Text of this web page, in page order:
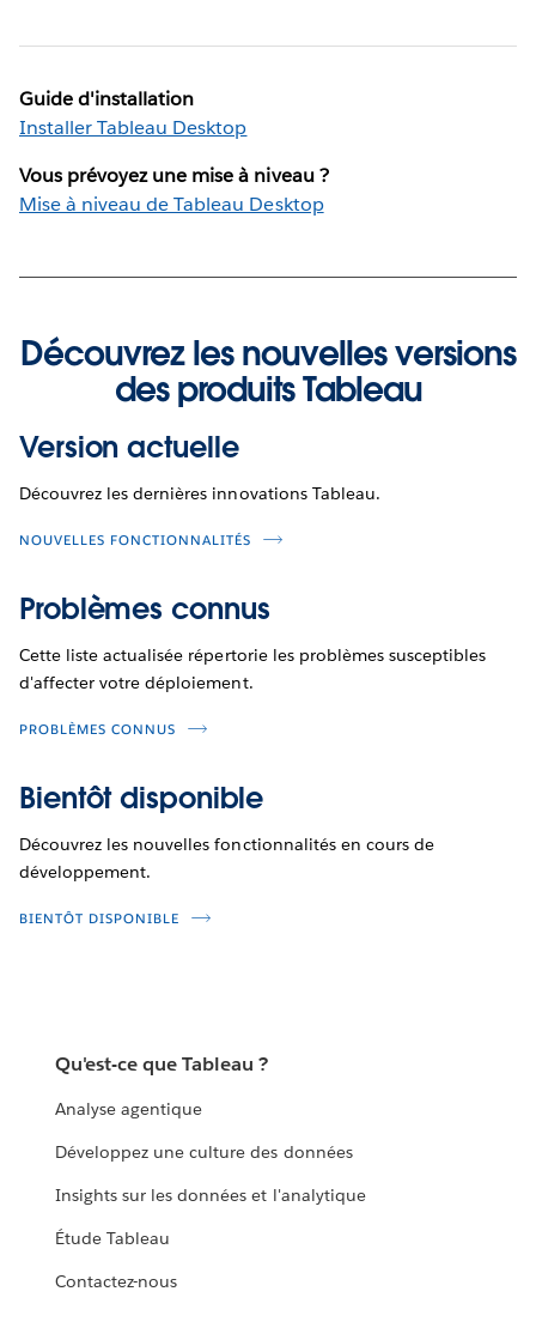
Guide d'installation
Installer Tableau Desktop
Vous prévoyez une mise à niveau ?
Mise à niveau de Tableau Desktop
Découvrez les nouvelles versions
des produits Tableau
Version actuelle
Découvrez les dernières innovations Tableau.
NOUVELLES FONCTIONNALITÉS
Problèmes connus
Cette liste actualisée répertorie les problèmes susceptibles
d'affecter votre déploiement.
PROBLÈMES CONNUS
Bientôt disponible
Découvrez les nouvelles fonctionnalités en cours de
développement.
BIENTÔT DISPONIBLE
Qu'est-ce que Tableau ?
Analyse agentique
Développez une culture des données
Insights sur les données et l'analytique
Étude Tableau
Contactez-nous